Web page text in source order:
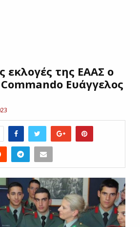
εκλογές της ΕΑΑΣ ο
Ευάγγελος